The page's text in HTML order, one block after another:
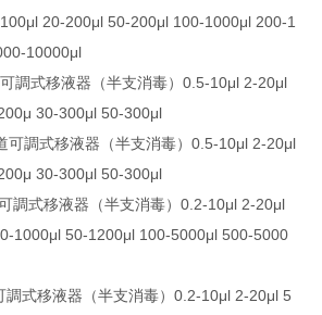
20-200μl 50-200μl 100-1000μl 200-1
10000μl
調式移液器（半支消毒）0.5-10μl 2-20μl
30-300μl 50-300μl
可調式移液器（半支消毒）0.5-10μl 2-20μl
30-300μl 50-300μl
調式移液器（半支消毒）0.2-10μl 2-20μl
1000μl 50-1200μl 100-5000μl 500-5000
調式移液器（半支消毒）0.2-10μl 2-20μl 5